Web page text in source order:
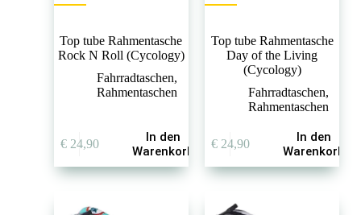
Top tube Rahmentasche
Rock N Roll (Cycology)
Fahrradtaschen,
Rahmentaschen
€24,90
In den
Warenkorb
Top tube Rahmentasche
Day of the Living
(Cycology)
Fahrradtaschen,
Rahmentaschen
€24,90
In den
Warenkorb